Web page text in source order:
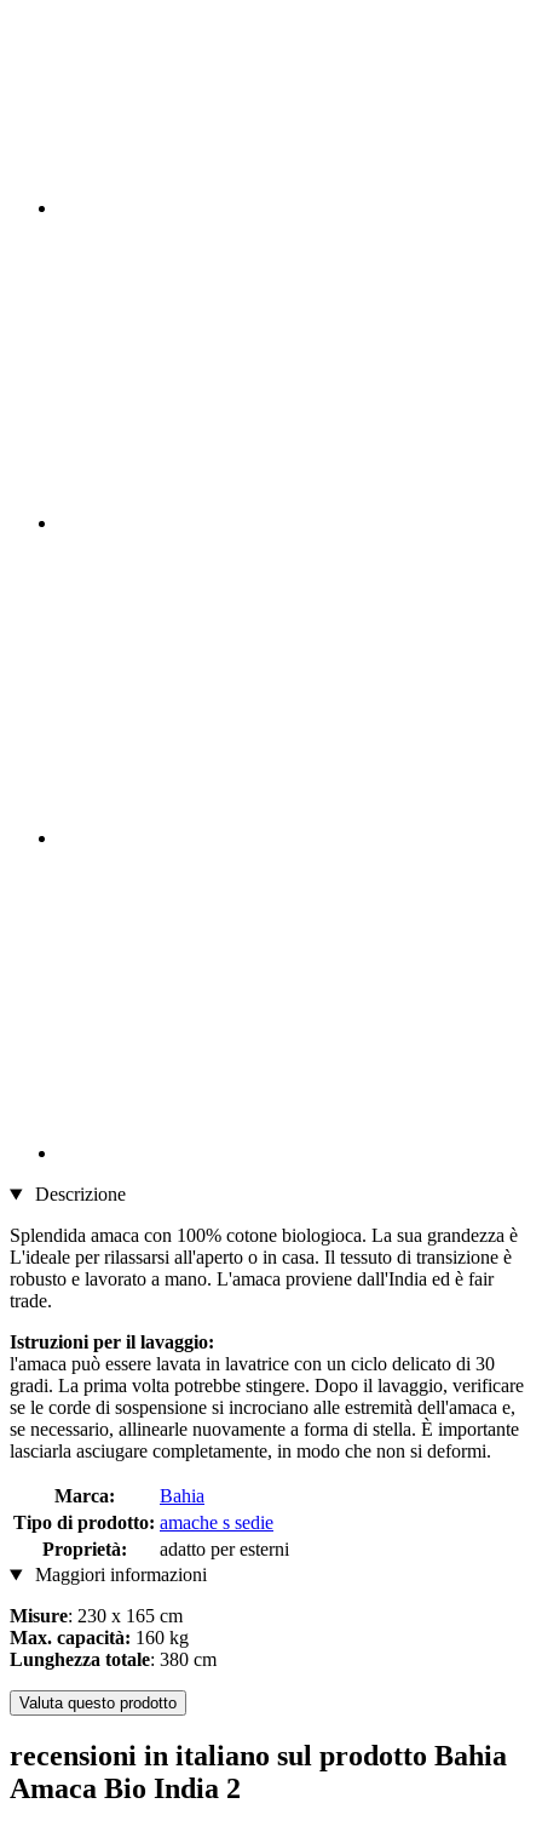
Descrizione
Splendida amaca con 100% cotone biologioca. La sua grandezza è
L'ideale per rilassarsi all'aperto o in casa. Il tessuto di transizione è
robusto e lavorato a mano. L'amaca proviene dall'India ed è fair
trade.
Istruzioni per il lavaggio:
l'amaca può essere lavata in lavatrice con un ciclo delicato di 30
gradi. La prima volta potrebbe stingere. Dopo il lavaggio, verificare
se le corde di sospensione si incrociano alle estremità dell'amaca e,
se necessario, allinearle nuovamente a forma di stella. È importante
lasciarla asciugare completamente, in modo che non si deformi.
Marca:
Bahia
Tipo di prodotto: amache s sedie
Proprietà:
adatto per esterni
Maggiori informazioni
Misure: 230 x 165 cm
Max. capacità: 160 kg
Lunghezza totale: 380 cm
Valuta questo prodotto
recensioni in italiano sul prodotto Bahia
Amaca Bio India 2